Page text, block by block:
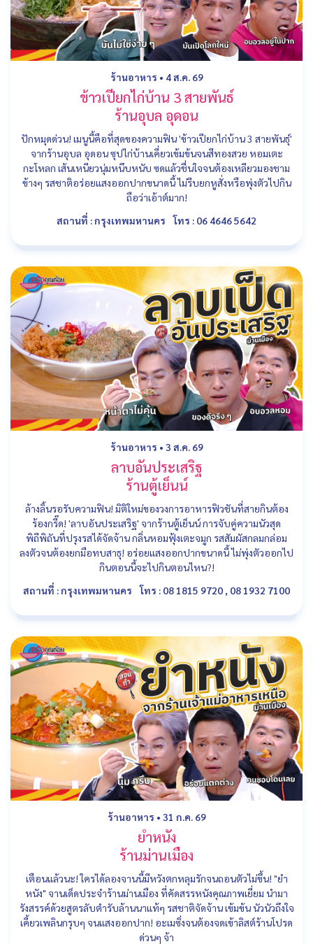
ร้านอาหาร • 4 ส.ค. 69
ข้าวเปียกไก่บ้าน 3 สายพันธ์
ร้านอุบล อุดอน
ปักหมุดด่วน! เมนูนี้คือที่สุดของความฟิน 'ข้าวเปียกไก่บ้าน 3 สายพันธุ์'
จากร้านอุบล อุดอน ซุปไก่บ้านเคี่ยวเข้มข้นจนสีทองสวย หอมเตะ
กะโหลก เส้นเหนียวนุ่มหนึบหนับ ซดแล้วชื่นใจจนต้องเหลียวมองชาม
ข้างๆ รสชาติอร่อยแสงออกปากขนาดนี้ ไม่รีบยกหูสั่งหรือพุ่งตัวไปกิน
ถือว่าเอ้าต์มาก!
สถานที่ : กรุงเทพมหานคร
โทร : 06 4646 5642
ร้านอาหาร • 3 ส.ค. 69
ลาบอันประเสริฐ
ร้านตู้เย็นน์
ล้างลิ้นรอรับความฟิน! มิติใหม่ของวงการอาหารฟิวชันที่สายกินต้อง
ร้องกรี๊ด! 'ลาบอันประเสริฐ' จากร้านตู้เย็นน์ การจับคู่ความนัวสุด
พิถีพิถันที่ปรุงรสได้จัดจ้าน กลิ่นหอมฟุ้งเตะจมูก รสสัมผัสกลมกล่อม
ลงตัวจนต้องยกมือทบสาธุ! อร่อยแสงออกปากขนาดนี้ ไม่พุ่งตัวออกไป
กินตอนนี้จะไปกินตอนไหน?!
สถานที่ : กรุงเทพมหานคร
โทร : 08 1815 9720 , 08 1932 7100
ร้านอาหาร • 31 ก.ค. 69
ยำหนัง
ร้านม่านเมือง
เตือนแล้วนะ! ใครได้ลองจานนี้มีหวังตกหลุมรักจนถอนตัวไม่ขึ้น! "ยำ
หนัง" จานเด็ดประจำร้านม่านเมือง ที่คัดสรรหนังคุณภาพเยี่ยม นำมา
รังสรรค์ด้วยสูตรลับตำรับล้านนาแท้ๆ รสชาติจัดจ้าน เข้มข้น นัวนัวถึงใจ
เคี้ยวเพลินกรุบๆ จนแสงออกปาก! อะเมซิ่งจนต้องจดเข้าลิสต์ร้านโปรด
ด่วนๆ จ้า